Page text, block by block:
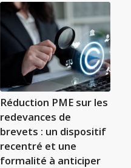
Réduction PME sur les
redevances de
brevets : un dispositif
recentré et une
formalité à anticiper